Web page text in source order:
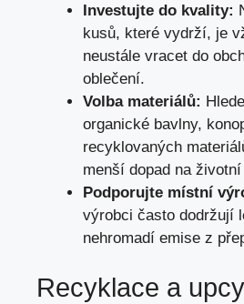
Investujte do kvality:
kusů, které vydrží, je
neustále vracet do
oblečení.
Volba materiálů:
organické bavlny,
recyklovaných
menší dopad na
Podporujte místní
výrobci často dodržují
nehromadí emise z
Recyklace a